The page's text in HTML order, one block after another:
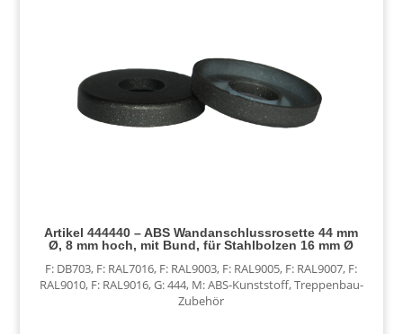
Artikel 444440 – ABS Wandanschlussrosette 44 mm
Ø, 8 mm hoch, mit Bund, für Stahlbolzen 16 mm Ø
F: DB703, F: RAL7016, F: RAL9003, F: RAL9005, F: RAL9007, F:
RAL9010, F: RAL9016,G: 444, M: ABS-Kunststoff,Treppenbau-
Zubehör